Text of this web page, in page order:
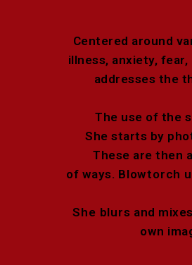
Centered around
illness, anxiety, fear,
addresses the
The use of the
She starts by
These are then
of ways. Blowtorch
She blurs and
own